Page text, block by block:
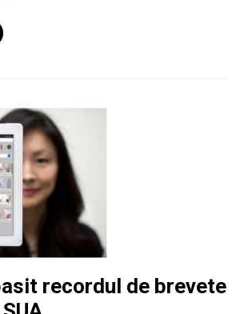
recordul de brevete